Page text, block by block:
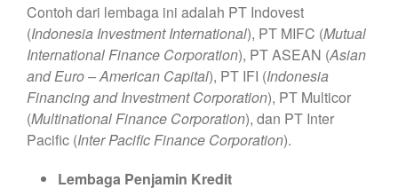
Contoh dari lembaga ini adalah PT Indovest
(Indonesia Investment International), PT MIFC (Mutual
International Finance Corporation), PT ASEAN (Asian
and Euro – American Capital), PT IFI (Indonesia
Financing and Investment Corporation), PT Multicor
(Multinational Finance Corporation), dan PT Inter
Pacific (Inter PacificFinance Corporation).
Lembaga Penjamin Kredit